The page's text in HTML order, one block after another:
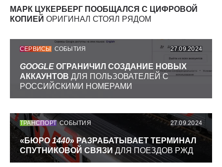
МАРК ЦУКЕРБЕРГ ПООБЩАЛСЯ С ЦИФРОВОЙ
КОПИЕЙ ОРИГИНАЛ СТОЯЛ РЯДОМ
СЕРВИСЫ СОБЫТИЯ 27.09.2024
GOOGLE ОГРАНИЧИЛ СОЗДАНИЕ НОВЫХ
АККАУНТОВ ДЛЯ ПОЛЬЗОВАТЕЛЕЙ С
РОССИЙСКИМИ НОМЕРАМИ
ТРАНСПОРТ СОБЫТИЯ 27.09.2024
«БЮРО1440» РАЗРАБАТЫВАЕТ ТЕРМИНАЛ
СПУТНИКОВОЙ СВЯЗИ ДЛЯ ПОЕЗДОВ РЖД